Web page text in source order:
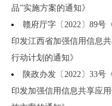
品”实施方案的通知》
赣府厅字〔2022〕89号
印发江西省加强信用信息
行动计划的通知》
陕政办发〔2022〕33号
印发加强信用信息共享应